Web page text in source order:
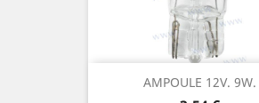
AMPOULE 12V. 9W.